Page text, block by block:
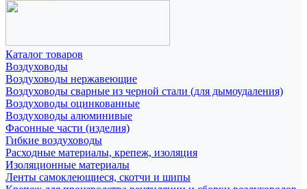
Каталог товаров
Воздуховоды
Воздуховоды нержавеющие
Воздуховоды сварные из черной стали (для дымоудаления)
Воздуховоды оцинкованные
Воздуховоды алюминивые
Фасонные части (изделия)
Гибкие воздуховоды
Расходные материалы, крепеж, изоляция
Изоляционные материалы
Ленты самоклеющиеся, скотчи и шипы